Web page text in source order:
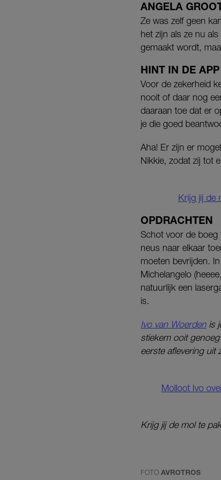
ANGELA
Ze was zelf geen
het zijn als ze nu
gemaakt wordt,
HINT IN DE APP
Voor de zekerheid
nooit of daar nog
daaraan toe dat er
je die goed
Aha! Er zijn er
Nikkie, zodat zij tot
Krijg jij de
OPDRACHTEN
Schot voor de boeg
neus naar elkaar
moeten bevrijden.
Michelangelo
natuurlijk een
is.
Ivo van Woerdenis
stiekem ooit
eerste aflevering uit
Molloot Ivo
Krijg jij de mol te
FOTO AVROTROS